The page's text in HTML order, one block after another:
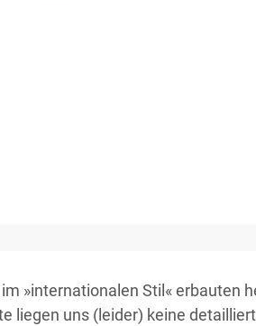
»internationalen Stil« erbauten
liegen uns (leider) keine